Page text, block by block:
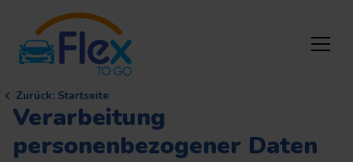
Zurück: Startseite
Verarbeitung
personenbezogener Daten